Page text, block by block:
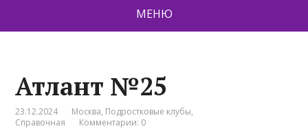
МЕНЮ
Атлант №25
23.12.2024 Москва, Подростковые клубы,
Справочная
Комментарии: 0